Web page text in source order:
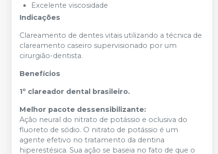
Excelente viscosidade
Indicações
Clareamento de dentes vitais utilizando a técnica de
clareamento caseiro supervisionado por um
cirurgião-dentista.
Benefícios
1º clareador dental brasileiro.
Melhor pacote dessensibilizante:
Ação neural do nitrato de potássio e oclusiva do
fluoreto de sódio. O nitrato de potássio é um
agente efetivo no tratamento da dentina
hiperestésica. Sua ação se baseia no fato de que o